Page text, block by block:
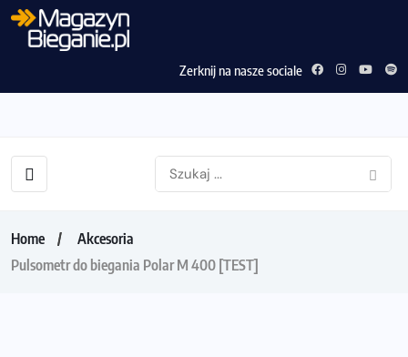
Zerknij na nasze sociale
Home
Akcesoria
Pulsometr do biegania Polar M 400 [TEST]